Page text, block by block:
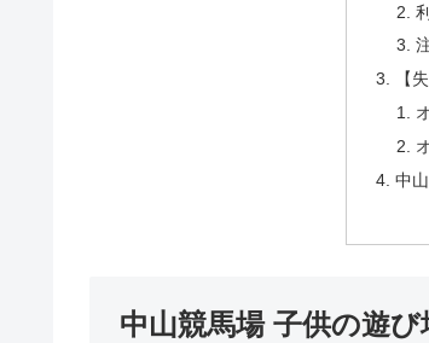
【
中
中山競馬場 子供の遊